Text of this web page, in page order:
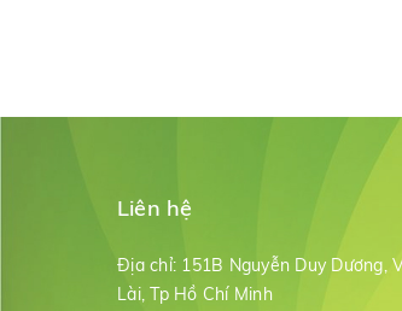
Liên hệ
Địa chỉ: 151B Nguyễn Duy Dương,
Lài, Tp Hồ Chí Minh